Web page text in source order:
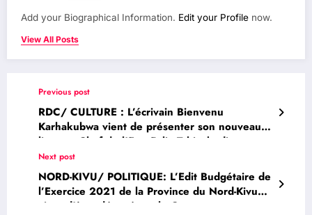
Add your Biographical Information. Edit your Profile now.
View All Posts
Previous post
RDC/ CULTURE : L’écrivain Bienvenu
Karhakubwa vient de présenter son nouveau
livre au Chef de l’Etat Felix Tshisekedi
Next post
NORD-KIVU/ POLITIQUE: L’Edit Budgétaire de
l’Exercice 2021 de la Province du Nord-Kivu
vient d’être déposé par le Gouverneur au